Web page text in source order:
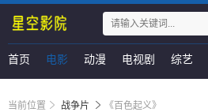
首页 电影 动漫 电视剧 综艺
当前位置 战争片 《百色起义》